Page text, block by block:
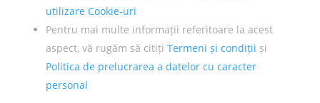
utilizare Cookie-uri
Pentru mai multe informații referitoare la acest
aspect, vă rugăm să citiți Termeni și condiții și
Politica de prelucrarea a datelor cu caracter
personal